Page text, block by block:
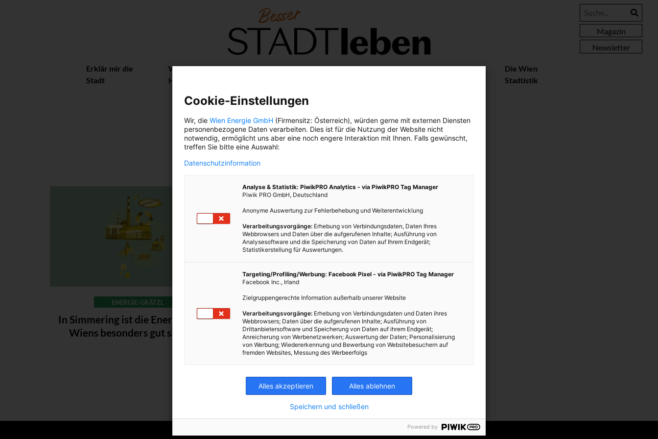
Magazin
Newsletter
Erklär mir die
Stadt
Wiener
Herzerl
Großwetterlage Nachgefragt
Klima-
Bessere
Die Wien
Stadtistik
PHOSPHOR-RECYCLING
ENERGIE-GRÄTZL
In Simmering ist die Energiewende
Wiens besonders gut sichtbar.
Cookie-Einstellungen
Wir, die Wien Energie GmbH (Firmensitz: Österreich), würden gerne mit externen Diensten
personenbezogene Daten verarbeiten. Dies ist für die Nutzung der Website nicht
notwendig, ermöglicht uns aber eine noch engere Interaktion mit Ihnen. Falls gewünscht,
treffen Sie bitte eine Auswahl:
Datenschutzinformation
Analyse & Statistik: PiwikPRO Analytics - via PiwikPRO Tag Manager
Piwik PRO GmbH, Deutschland
Anonyme Auswertung zur Fehlerbehebung und Weiterentwicklung
Verarbeitungsvorgänge: Erhebung von Verbindungsdaten, Daten Ihres
Webbrowsers und Daten über die aufgerufenen Inhalte; Ausführung von
Analysesoftware und die Speicherung von Daten auf Ihrem Endgerät;
Statistikerstellung für Auswertungen.
Targeting/Profiling/Werbung: Facebook Pixel - via PiwikPRO Tag Manager
Facebook Inc., Irland
Zielgruppengerechte Information außerhalb unserer Website
Verarbeitungsvorgänge: Erhebung von Verbindungsdaten und Daten ihres
Webbrowsers; Daten über die aufgerufenen Inhalte; Ausführung von
Drittanbietersoftware und Speicherung von Daten auf ihrem Endgerät;
Anreicherung von Werbenetzwerken; Auswertung der Daten; Personalisierung
von Werbung; Wiedererkennung und Bewerbung von Websitebesuchern auf
fremden Websites, Messung des Werbeerfolgs
Alles akzeptieren Alles ablehnen
Speichern und schließen
Powered by